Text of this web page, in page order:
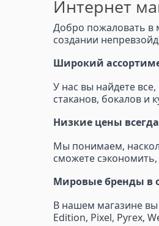
Интернет
Добро пожаловать в
создании
Широкий
У нас вы найдете
стаканов, бокалов и
Низкие цены
Мы понимаем,
сможете
Мировые бренды в
В нашем магазине вы
Edition, Pixel, Pyrex,